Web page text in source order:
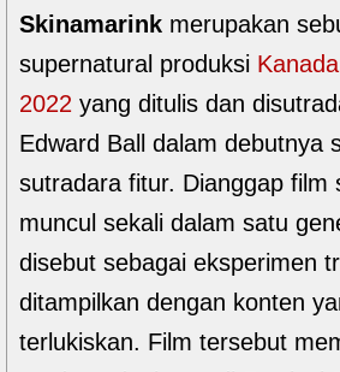
Skinamarink merupakan
supernatural produksi Kanada
2022 yang ditulis dan
Edward Ball dalam debutnya
sutradara fitur. Dianggap film
muncul sekali dalam satu
disebut sebagai eksperimen
ditampilkan dengan konten
terlukiskan. Film tersebut